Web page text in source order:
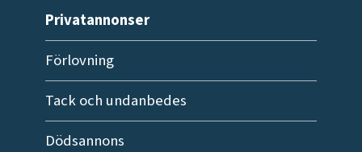
Privatannonser
Förlovning
Tack och undanbedes
Dödsannons